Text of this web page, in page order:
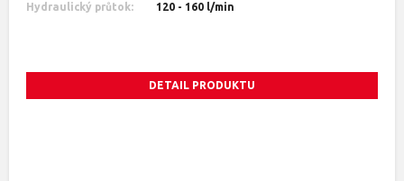
Hydraulický průtok: 120 - 160 l/min
DETAIL PRODUKTU